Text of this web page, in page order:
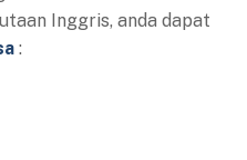
Inggris, anda dapat
: